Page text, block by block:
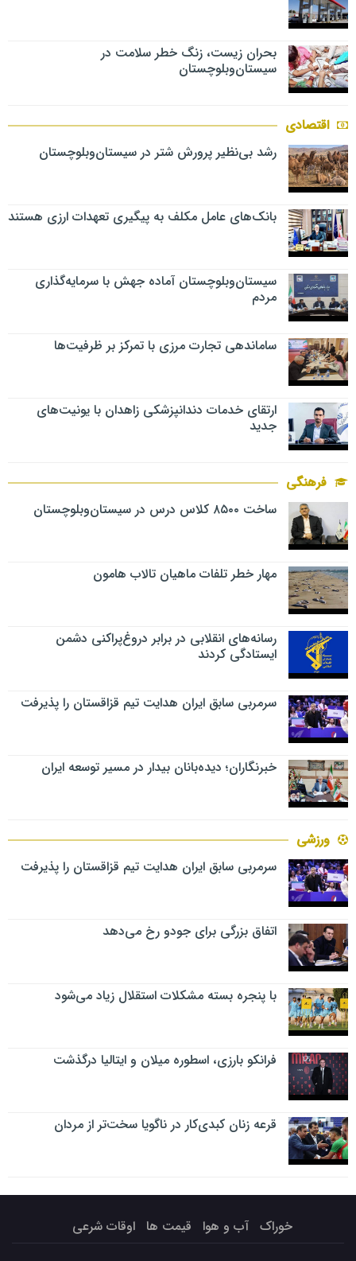
بحران زیست، زنگ خطر سلامت در
سیستان‌وبلوچستان
اقتصادی
رشد بی‌نظیر پرورش شتر در سیستان‌وبلوچستان
بانک‌های عامل مکلف به پیگیری تعهدات ارزی هستند
سیستان‌وبلوچستان آماده جهش با سرمایه‌گذاری
مردم
ساماندهی تجارت مرزی با تمرکز بر ظرفیت‌ها
ارتقای خدمات دندانپزشکی زاهدان با یونیت‌های
جدید
فرهنگی
ساخت ۸۵۰۰ کلاس درس در سیستان‌وبلوچستان
مهار خطر تلفات ماهیان تالاب‌ هامون
رسانه‌های انقلابی در برابر دروغ‌پراکنی دشمن
ایستادگی کردند
سرمربی سابق ایران هدایت تیم قزاقستان را پذیرفت
خبرنگاران؛ دیده‌بانان بیدار در مسیر توسعه ایران
ورزشی
سرمربی سابق ایران هدایت تیم قزاقستان را پذیرفت
اتفاق بزرگی برای جودو رخ می‌دهد
با پنجره بسته مشکلات استقلال زیاد می‌شود
فرانکو بارزی، اسطوره میلان و ایتالیا درگذشت
قرعه زنان کبدی‌کار در ناگویا سخت‌تر از مردان
خوراک آب و هوا قیمت ها اوقات شرعی